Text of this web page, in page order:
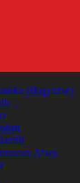
(Başyazar)
Abay